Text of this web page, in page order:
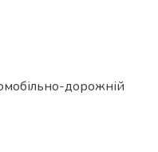
дорожній